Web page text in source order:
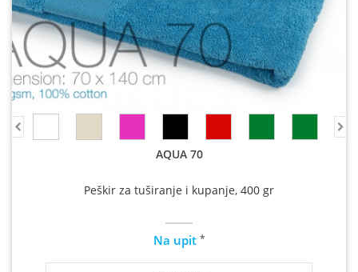
AQUA 70
Peškir za tuširanje i kupanje, 400 gr
Na upit *